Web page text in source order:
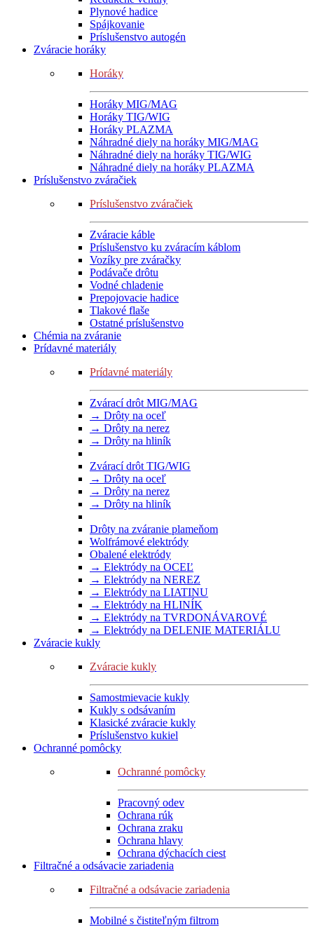
Plynové hadice
Spájkovanie
Príslušenstvo autogén
Zváracie horáky
Horáky
Horáky MIG/MAG
Horáky TIG/WIG
Horáky PLAZMA
Náhradné diely na horáky MIG/MAG
Náhradné diely na horáky TIG/WIG
Náhradné diely na horáky PLAZMA
Príslušenstvo zváračiek
Príslušenstvo zváračiek
Zváracie káble
Príslušenstvo ku zváracím káblom
Vozíky pre zváračky
Podávače drôtu
Vodné chladenie
Prepojovacie hadice
Tlakové flaše
Ostatné príslušenstvo
Chémia na zváranie
Prídavné materiály
Prídavné materiály
Zvárací drôt MIG/MAG
→ Drôty na oceľ
→ Drôty na nerez
→ Drôty na hliník
Zvárací drôt TIG/WIG
→ Drôty na oceľ
→ Drôty na nerez
→ Drôty na hliník
Drôty na zváranie plameňom
Wolfrámové elektródy
Obalené elektródy
→ Elektródy na OCEĽ
→ Elektródy na NEREZ
→ Elektródy na LIATINU
→ Elektródy na HLINÍK
→ Elektródy na TVRDONÁVAROVÉ
→ Elektródy na DELENIE MATERIÁLU
Zváracie kukly
Zváracie kukly
Samostmievacie kukly
Kukly s odsávaním
Klasické zváracie kukly
Príslušenstvo kukiel
Ochranné pomôcky
Ochranné pomôcky
Pracovný odev
Ochrana rúk
Ochrana zraku
Ochrana hlavy
Ochrana dýchacích ciest
Filtračné a odsávacie zariadenia
Filtračné a odsávacie zariadenia
Mobilné s čistiteľným filtrom